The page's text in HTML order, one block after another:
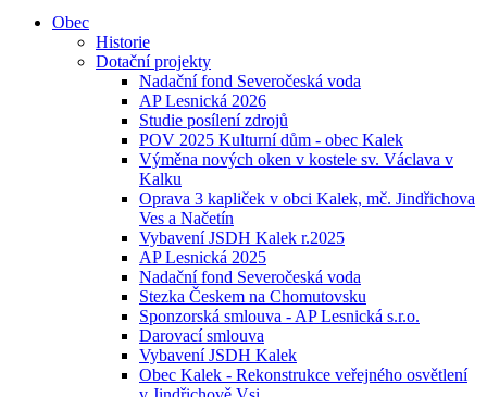
Obec
Historie
Dotační projekty
Nadační fond Severočeská voda
AP Lesnická 2026
Studie posílení zdrojů
POV 2025 Kulturní dům - obec Kalek
Výměna nových oken v kostele sv. Václava v
Kalku
Oprava 3 kapliček v obci Kalek, mč. Jindřichova
Ves a Načetín
Vybavení JSDH Kalek r.2025
AP Lesnická 2025
Nadační fond Severočeská voda
Stezka Českem na Chomutovsku
Sponzorská smlouva - AP Lesnická s.r.o.
Darovací smlouva
Vybavení JSDH Kalek
Obec Kalek - Rekonstrukce veřejného osvětlení